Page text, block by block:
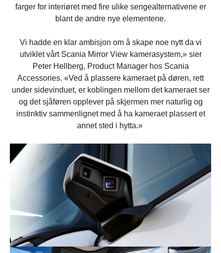
farger for interiøret med fire ulike sengealternativene er
blant de andre nye elementene.
Vi hadde en klar ambisjon om å skape noe nytt da vi
utviklet vårt Scania Mirror View kamerasystem,» sier
Peter Hellberg, Product Manager hos Scania
Accessories. «Ved å plassere kameraet på døren, rett
under sidevinduet, er koblingen mellom det kameraet ser
og det sjåføren opplever på skjermen mer naturlig og
instinktiv sammenlignet med å ha kameraet plassert et
annet sted i hytta.»